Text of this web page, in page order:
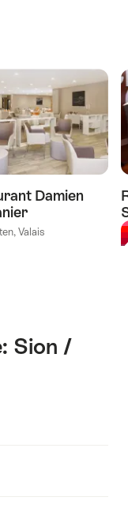
en
bicicleta
eléctrica
autoguiada
por
el
con
incluido
06.08.2026
-
01.11.2026
Damien
Valais
Sion /